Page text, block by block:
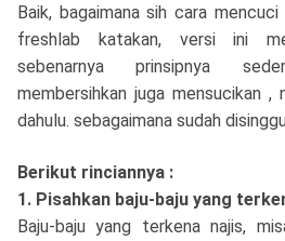
Baik, bagaimana sih cara mencuci
freshlab katakan, versi ini
sebenarnya prinsipnya
membersihkan juga mensucikan ,
dahulu. sebagaimana sudah
Berikut rinciannya :
1. Pisahkan baju-baju yang
Baju-baju yang terkena najis,